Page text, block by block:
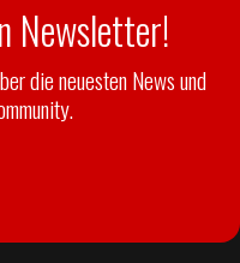
Newsletter!
die neuesten News und